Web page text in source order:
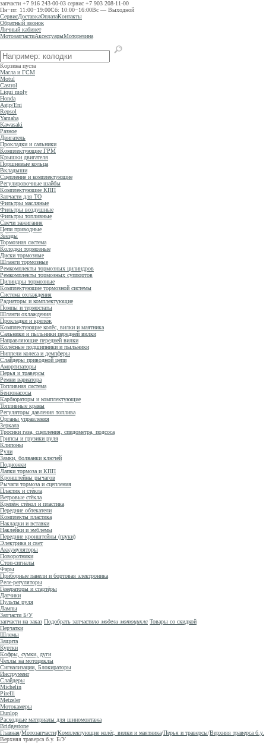
запчасти +7 916 243-00-03 сервис +7 903 208-11-00
Пн−пт: 11:00−19:00Сб: 10:00−16:00Вс — Выходной
СервисДоставкаОплатаКонтакты
Обратный звонок
Личный кабинет
МотозапчастиАксессуарыМоторезина
Корзина пуста
Масла и ГСМ
Motul
Castrol
Liqui moly
Honda
Agip/Eni
Repsol
Yamaha
Kawasaki
Разное
Двигатель
Прокладки и сальники
Комплектующие ГРМ
Крышки двигателя
Поршневые кольца
Вкладыши
Сцепление и комплектующие
Регулировочные шайбы
Комплектующие КПП
Запчасти для ТО
Фильтры масляные
Фильтры воздушные
Фильтры топливные
Свечи зажигания
Цепи приводные
Звёзды
Тормозная система
Колодки тормозные
Диски тормозные
Шланги тормозные
Ремкомплекты тормозных цилиндров
Ремкомплекты тормозных суппортов
Цилиндры тормозные
Комплектующие тормозной системы
Система охлаждения
Радиаторы и комплектующие
Помпы и термостаты
Шланги охлаждения
Прокладки и крепёж
Комплектующие колёс, вилки и маятника
Сальники и пыльники передней вилки
Направляющие передней вилки
Колёсные подшипники и пыльники
Ниппели колеса и демпферы
Слайдеры приводной цепи
Амортизаторы
Перья и траверсы
Ремни вариатора
Топливная система
Бензонасосы
Карбюраторы и комплектующие
Топливные краны
Регуляторы давления топлива
Органы управления
Зеркала
Тросики газа, сцепления, спидометра, подсоса
Грипсы и грузики руля
Клипоны
Рули
Замки, болванки ключей
Подножки
Лапки тормоза и КПП
Кронштейны рычагов
Рычаги тормоза и сцепления
Пластик и стёкла
Ветровые стёкла
Крепёж стёкол и пластика
Передние обтекатели
Комплекты пластика
Накладки и вставки
Наклейки и эмблемы
Передние кронштейны (пауки)
Электрика и свет
Аккумуляторы
Поворотники
Стоп-сигналы
Фары
Приборные панели и бортовая электроника
Реле-регуляторы
Генераторы и стартёры
Датчики
Пульты руля
Лампы
Запчасти Б/У
запчасти на заказ Подобрать запчастипо модели мотоцикла Товары со скидкой
Перчатки
Шлемы
Защита
Куртки
Кофры, сумки, дуги
Чехлы на мотоциклы
Сигнализации, Блокираторы
Инструмент
Слайдеры
Michelin
Pirelli
Metzeler
Мотокамеры
Dunlop
Расходные материалы для шиномонтажа
Bridgestone
Главная/Мотозапчасти/Комплектующие колёс, вилки и маятника/Перья и траверсы/Верхняя траверса б.у.
Верхняя траверса б.у. Б/У